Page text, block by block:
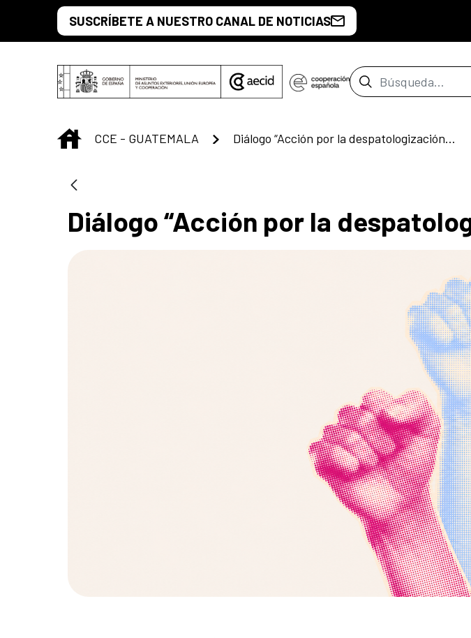
Saltar al contenido principal
SUSCRÍBETE A NUESTRO CANAL DE NOTICIAS
Barra de
INICIO
CCE - GUATEMALA Diálogo “Acción por la despatologización trans”
Diálogo “Acción por la